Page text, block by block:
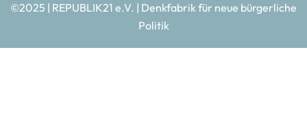
©2025 | REPUBLIK21 e.V. | Denkfabrik für neue bürgerliche
Politik